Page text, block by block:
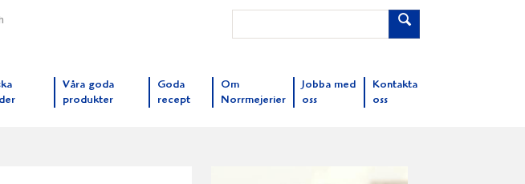
Våra goda
produkter
Goda
recept
Om
Norrmejerier
Jobba med
oss
Kontakta
oss